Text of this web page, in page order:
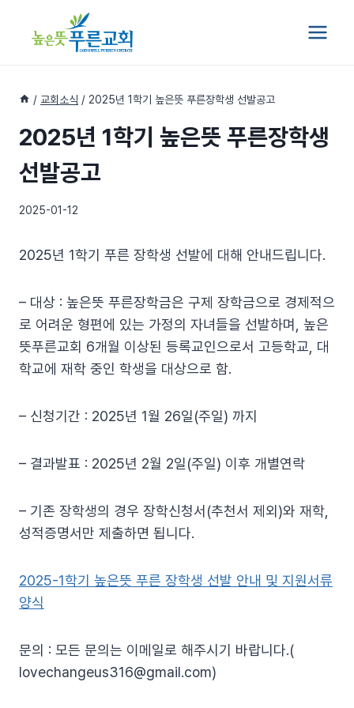
/ 교회소식 / 2025년 1학기 높은뜻 푸른장학생 선발공고
2025년 1학기 높은뜻 푸른장학생
선발공고
2025-01-12
2025년 1학기 푸른 장학생 선발에 대해 안내드립니다.
– 대상 : 높은뜻 푸른장학금은 구제 장학금으로 경제적으
로 어려운 형편에 있는 가정의 자녀들을 선발하며, 높은
뜻푸른교회 6개월 이상된 등록교인으로서 고등학교, 대
학교에 재학 중인 학생을 대상으로 함.
– 신청기간 : 2025년 1월 26일(주일) 까지
– 결과발표 : 2025년 2월 2일(주일) 이후 개별연락
– 기존 장학생의 경우 장학신청서(추천서 제외)와 재학,
성적증명서만 제출하면 됩니다.
2025-1학기 높은뜻 푸른 장학생 선발 안내 및 지원서류
양식
문의 : 모든 문의는 이메일로 해주시기 바랍니다.(
lovechangeus316@gmail.com)